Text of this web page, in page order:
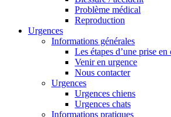
Problème médical
Reproduction
Urgences
Informations générales
Les étapes d’une prise en
Venir en urgence
Nous contacter
Urgences
Urgences chiens
Urgences chats
Informations pratiques